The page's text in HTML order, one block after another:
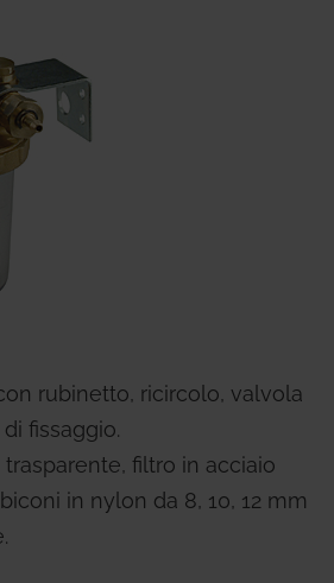
rubinetto, ricircolo, valvola
fissaggio.
filtro in acciaio
in nylon da 8, 10, 12 mm